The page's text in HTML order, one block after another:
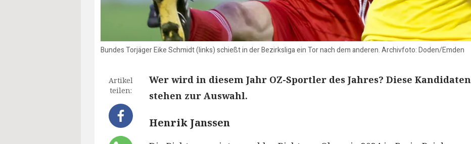
Bundes Torjäger Eike Schmidt (links) schießt in der Bezirksliga ein Tor nach dem anderen. Archivfoto: Doden/Emden
Artikel
teilen:
Wer wird in diesem Jahr OZ-Sportler des Jahres? Diese Kandidaten
stehen zur Auswahl.
Henrik Janssen